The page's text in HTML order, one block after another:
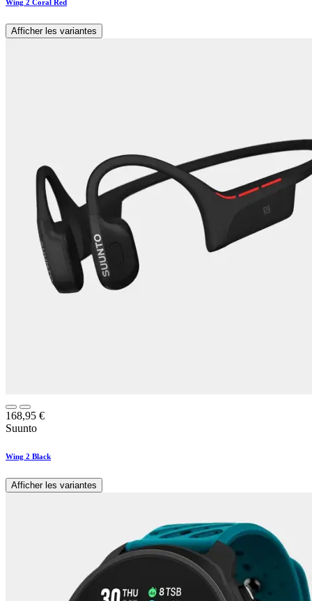
Wing 2 Coral Red
Afficher les variantes
168,95 €
Suunto
Wing 2 Black
Afficher les variantes